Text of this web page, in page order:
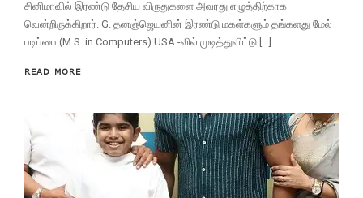
சினிமாவில் இரண்டு தேசிய விருதுகளை அவரது எழுத்திற்காக
வென்றிருக்கிறார். G. தனஞ்ஜெயனின் இரண்டு மகள்களும் தங்களது மேல்
படிப்பை (M.S. in Computers) USA -வில் முடித்துவிட்டு […]
READ MORE